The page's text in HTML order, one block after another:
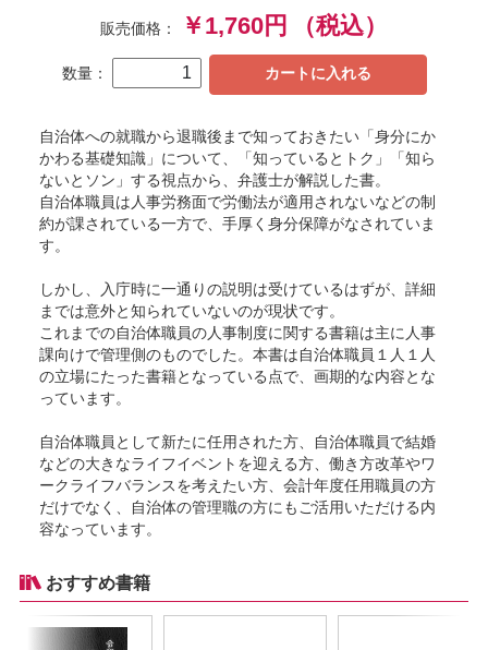
販売価格： ￥1,760円 （税込）
数量： カートに入れる
自治体への就職から退職後まで知っておきたい「身分にか
かわる基礎知識」について、「知っているとトク」「知ら
ないとソン」する視点から、弁護士が解説した書。
自治体職員は人事労務面で労働法が適用されないなどの制
約が課されている一方で、手厚く身分保障がなされていま
す。
しかし、入庁時に一通りの説明は受けているはずが、詳細
までは意外と知られていないのが現状です。
これまでの自治体職員の人事制度に関する書籍は主に人事
課向けで管理側のものでした。本書は自治体職員１人１人
の立場にたった書籍となっている点で、画期的な内容とな
っています。
自治体職員として新たに任用された方、自治体職員で結婚
などの大きなライフイベントを迎える方、働き方改革やワ
ークライフバランスを考えたい方、会計年度任用職員の方
だけでなく、自治体の管理職の方にもご活用いただける内
容なっています。
おすすめ書籍